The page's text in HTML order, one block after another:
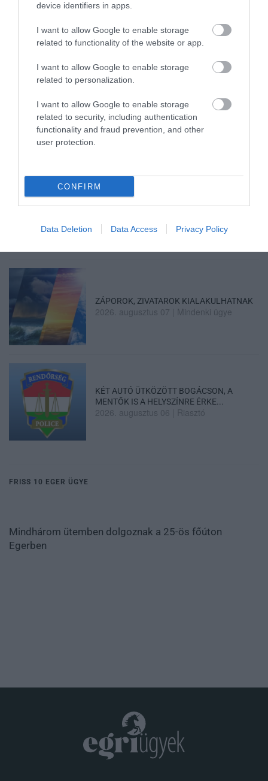
device identifiers in apps.
I want to allow Google to enable storage
related to functionality of the website or app.
I want to allow Google to enable storage
related to personalization.
I want to allow Google to enable storage
related to security, including authentication
functionality and fraud prevention, and other
user protection.
CONFIRM
Data Deletion Data Access Privacy Policy
TÍZ ÉVE NEM VOLT ILYEN ALACSONY AZ
2026. augusztus 07|Mindenki ügye
MINDHÁROM ÜTEMBEN DOLGOZNAK A 25-
ÖS FŐÚTON EGERBEN
2026. augusztus 07|Eger ügye
HALMENTÉS SZARVASKŐNÉL: ŐSHONOS
2026. augusztus 07
ZÁPOROK, ZIVATAROK KIALAKULHATNAK
2026. augusztus 07 Mindenki ügye
KÉT AUTÓ ÜTKÖZÖTT BOGÁCSON, A
MENTŐK IS A HELYSZÍNRE ÉRKE...
2026. augusztus 06 Riasztó
FRISS 10 EGER ÜGYE
Mindhárom ütemben dolgoznak a 25-ös főúton
Egerben